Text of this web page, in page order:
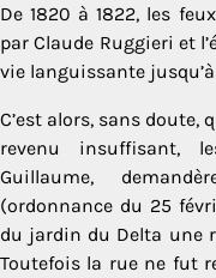
De 1820 à 1822, les
par Claude Ruggieri et
vie languissante
C’est alors, sans doute,
revenu insuffisant,
Guillaume,
(ordonnance du 25
du jardin du Delta une
Toutefois la rue ne fut